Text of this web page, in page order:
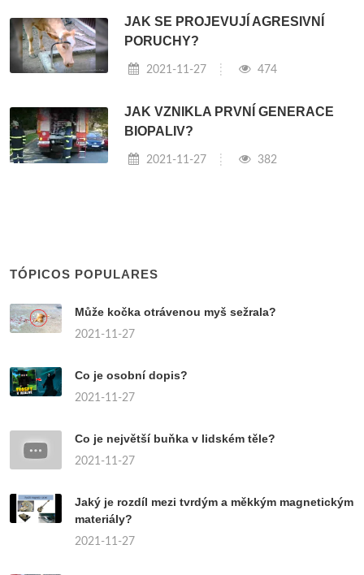
JAK SE PROJEVUJÍ AGRESIVNÍ
PORUCHY?
2021-11-27 474
JAK VZNIKLA PRVNÍ GENERACE
BIOPALIV?
2021-11-27 382
TÓPICOS POPULARES
Může kočka otrávenou myš sežrala?
2021-11-27
Co je osobní dopis?
2021-11-27
Co je největší buňka v lidském těle?
2021-11-27
Jaký je rozdíl mezi tvrdým a měkkým magnetickým
materiály?
2021-11-27